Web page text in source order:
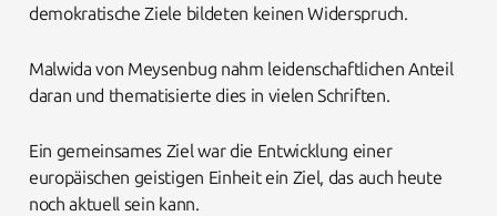
demokratische Ziele bildeten keinen Widerspruch.
Malwida von Meysenbug nahm leidenschaftlichen Anteil
daran und thematisierte dies in vielen Schriften.
Ein gemeinsames Ziel war die Entwicklung einer
europäischen geistigen Einheit ein Ziel, das auch heute
noch aktuell sein kann.